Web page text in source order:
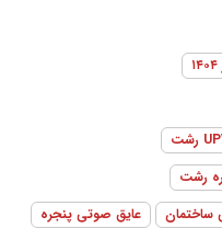
رشت
ساختمان
عایق صوتی پنجره